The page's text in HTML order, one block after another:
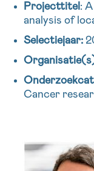
Projecttitel :
analysis of
Selectiejaar:
Cancer